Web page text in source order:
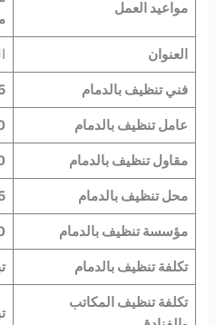
مواعيد العمل
العنوان
فني تنظيف بالدمام
عامل تنظيف بالدمام
مقاول تنظيف بالدمام
محل تنظيف بالدمام
مؤسسة تنظيف بالدمام
تكلفة تنظيف بالدمام
تكلفة تنظيف المكاتب